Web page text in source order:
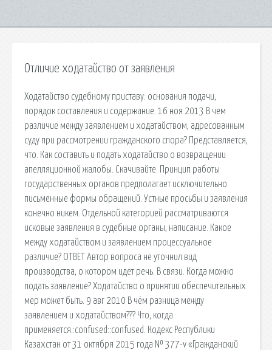
Отличие ходатайство от заявления
Ходатайство судебному приставу: основания подачи,
порядок составления и содержание. 16 ноя 2013 В чем
различие между заявлением и ходатайством, адресованным
суду при рассмотрении гражданского спора? Представляется,
что. Как составить и подать ходатайство о возвращении
апелляционной жалобы. Скачивайте. Принцип работы
государственных органов предполагает исключительно
письменные формы обращений. Устные просьбы и заявления
конечно никем. Отдельной категорией рассматриваются
исковые заявления в судебные органы, написание. Какое
между ходатайством и заявлением процессуальное
различие? ОТВЕТ Автор вопроса не уточнил вид
производства, о котором идет речь. В связи. Когда можно
подать заявление? Ходатайство о принятии обеспечительных
мер может быть. 9 авг 2010 В чём разница между
заявлением и ходатайством??? Что, когда
применяется.:confused::confused. Кодекс Республики
Казахстан от 31 октября 2015 года № 377-v «Гражданский